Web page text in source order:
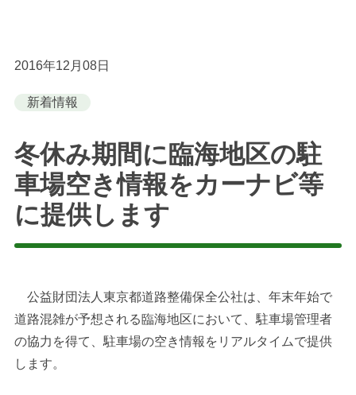
2016年12月08日
新着情報
冬休み期間に臨海地区の駐
車場空き情報をカーナビ等
に提供します
公益財団法人東京都道路整備保全公社は、年末年始で
道路混雑が予想される臨海地区において、駐車場管理者
の協力を得て、駐車場の空き情報をリアルタイムで提供
します。